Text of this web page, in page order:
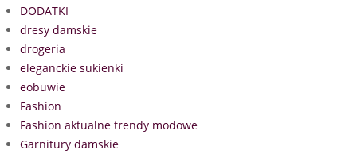
DODATKI
dresy damskie
drogeria
eleganckie sukienki
eobuwie
Fashion
Fashion aktualne trendy modowe
Garnitury damskie